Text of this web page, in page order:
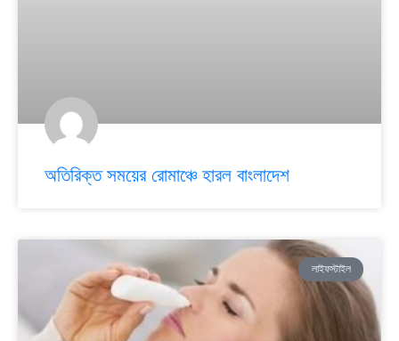
অতিরিক্ত সময়ের রোমাঞ্চে হারল বাংলাদেশ
লাইফস্টাইল